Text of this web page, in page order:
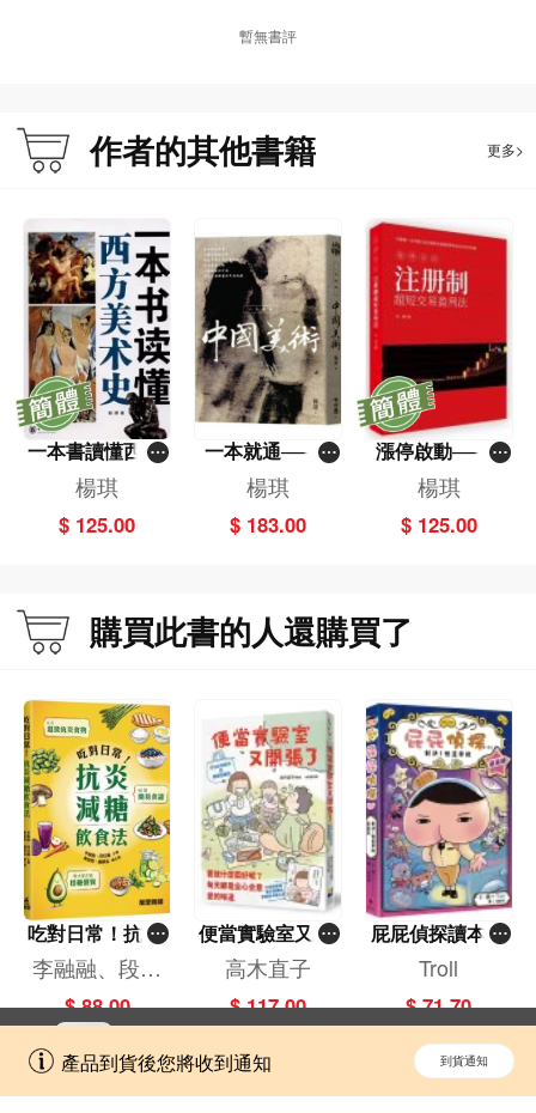
產品到貨後您將收到通知 到貨通知
暫無書評
作者的其他書籍 更多>
一本書讀懂西方
美術史
楊琪
$ 125.00
一本就通──中
國美術
楊琪
$ 183.00
漲停啟動──註
冊制超短交易盈
利法
楊琪
$ 125.00
購買此書的人還購買了
吃對日常！抗炎
減糖飲食法
李融融、段佳
麗,黃梨煜、顧
凱辰
$ 88.00
便當實驗室又開
張了——日日和
特別日的菜單挑
戰記
高木直子
$ 117.00
屁屁偵探讀本(1
3)－－對決！怪
篇）
Troll
$ 71.70
擁抱更全面的購物和文化體驗。
開啟